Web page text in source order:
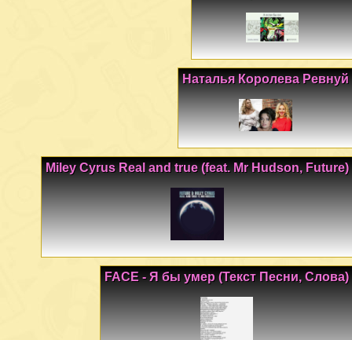
Наталья Королева Ревнуй
Miley Cyrus Real and true (feat. Mr Hudson, Future)
FACE - Я бы умер (Текст Песни, Слова)